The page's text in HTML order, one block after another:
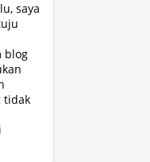
saya
blog
tidak